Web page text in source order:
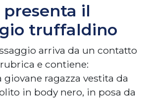
presenta il
truffaldino
arriva da un contatto
e contiene:
giovane ragazza vestita da
in body nero, in posa da